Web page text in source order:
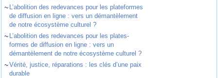
~ L’abolition des redevances pour les plateformes
de diffusion en ligne : vers un démantèlement
de notre écosystème culturel ?
~ L’abolition des redevances pour les plates-
formes de diffusion en ligne : vers un
démantèlement de notre écosystème culturel ?
~Vérité, justice, réparations : les clés d’une paix
durable